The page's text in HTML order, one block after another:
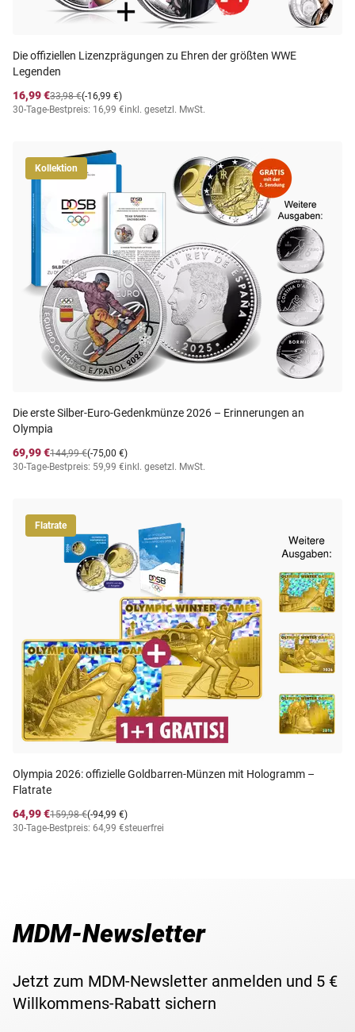
Die offiziellen Lizenzprägungen zu Ehren der größten WWE
Legenden
16,99 €
(-16,99 €)
33,98 €
30-Tage-Bestpreis: 16,99 €inkl. gesetzl. MwSt.
Kollektion
Die erste Silber‑Euro‑Gedenkmünze 2026 – Erinnerungen an
Olympia
69,99 €
(-75,00 €)
144,99 €
30-Tage-Bestpreis: 59,99 €inkl. gesetzl. MwSt.
Flatrate
Olympia 2026: offizielle Goldbarren-Münzen mit Hologramm –
Flatrate
64,99 €
(-94,99 €)
159,98 €
30-Tage-Bestpreis: 64,99 €steuerfrei
MDM-Newsletter
Jetzt zum MDM-Newsletter anmelden und 5 €
Willkommens-Rabatt sichern